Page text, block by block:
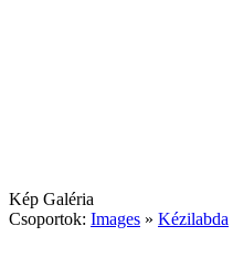
Kép Galéria
Csoportok: Images » Kézilabda